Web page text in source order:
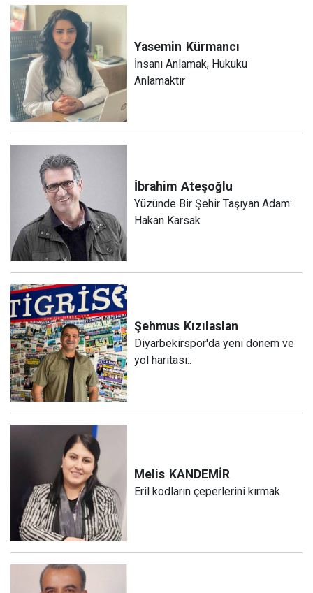
Yasemin Kürmancı
İnsanı Anlamak, Hukuku
Anlamaktır
İbrahim Ateşoğlu
Yüzünde Bir Şehir Taşıyan Adam:
Hakan Karsak
Şehmus Kızılaslan
Diyarbekirspor'da yeni dönem ve
yol haritası..
Melis KANDEMİR
Eril kodların çeperlerini kırmak